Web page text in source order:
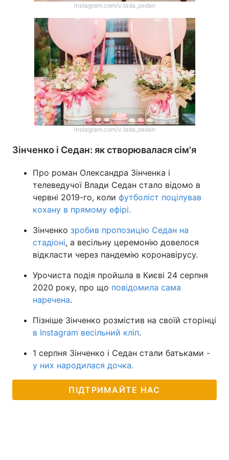
instagram.com/v.lada_sedan
instagram.com/v.lada_sedan
Зінченко і Седан: як створювалася сім'я
Про роман Олександра Зінченка і
телеведучої Влади Седан стало відомо в
червні 2019-го, коли футболіст поцілував
кохану в прямому ефірі.
Зінченко зробив пропозицію Седан на
стадіоні, а весільну церемонію довелося
відкласти через пандемію коронавірусу.
Урочиста подія пройшла в Києві 24 серпня
2020 року, про що повідомила сама
наречена.
Пізніше Зінченко розмістив на своїй сторінці
в Instagram весільний кліп.
1 серпня Зінченко і Седан стали батьками -
у них народилася дочка.
ПІДТРИМАЙТЕ НАС